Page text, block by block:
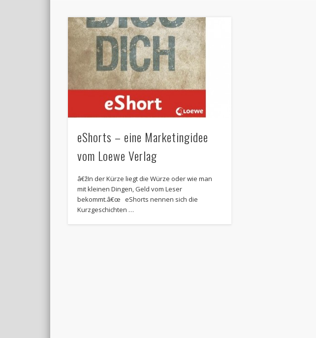
eShorts – eine Marketingidee
vom Loewe Verlag
â€žIn der Kürze liegt die Würze oder wie man
mit kleinen Dingen, Geld vom Leser
bekommt.â€œ eShorts nennen sich die
Kurzgeschichten …